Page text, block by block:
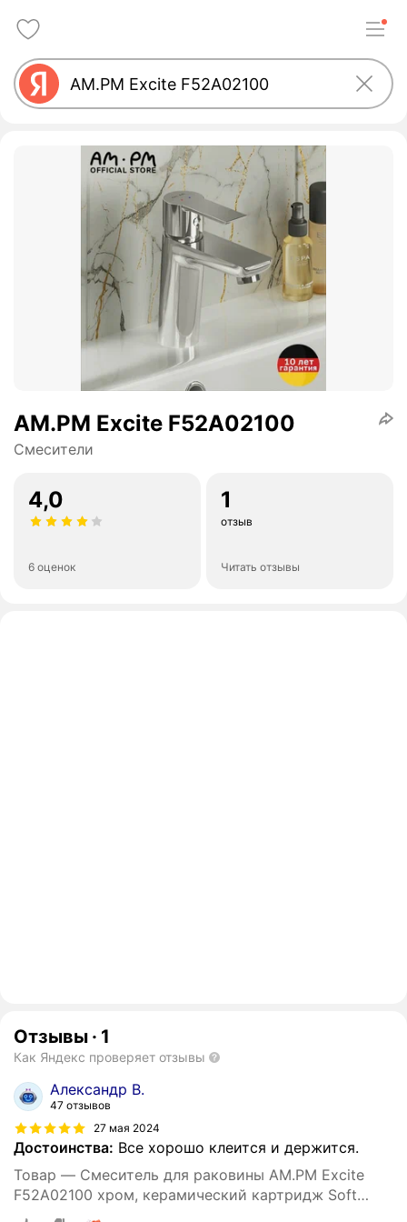
AM.PM Excite F52A02100
Смесители
4,0
6 оценок
1
отзыв
Читать отзывы
Отзывы · 1
Как Яндекс проверяет отзывы
Александр В.
47 отзывов
27 мая 2024
Достоинства: Все хорошо клеится и держится.
Товар — Смеситель для раковины AM.PM Excite
F52A02100 хром, керамический картридж Soft
Motion, латунь